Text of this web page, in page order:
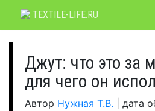
TEXTILE-LIFE.RU
Джут: что это за
для чего он
Автор Нужная Т.В.
дата